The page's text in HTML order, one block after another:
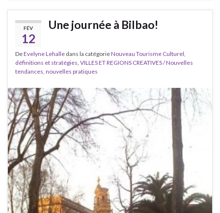
FÉV
12
Une journée à Bilbao!
DeEvelyne Lehalle dans la catégorieNouveau Tourisme Culturel,
définitions et stratégies, VILLES ET REGIONS CREATIVES / Nouvelles
tendances, nouvelles pratiques